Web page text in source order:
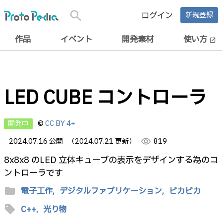
search ログイン 新規登録
作品 イベント 開発素材 使い方 open_in_new
LED CUBE コントローラ
開発中 ©CC BY 4+
2024.07.16 公開
（2024.07.21 更新） visibility 819
8x8x8 のLED 立体キューブの表示をデザインする為のコ
ントローラです
folder 電子工作, デジタルファブリケーション, ピカピカ
sell C++, 光り物